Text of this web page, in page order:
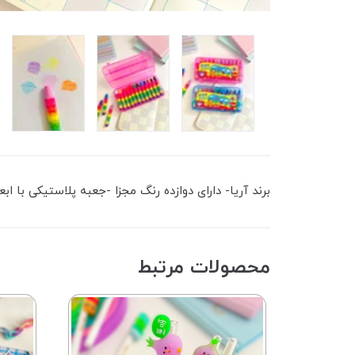
برند آریا- دارای دوازده رنگ مجزا -جعبه پلاستیکی با ابعاد ۱۰*۱۵سانتی
محصولات مرتبط